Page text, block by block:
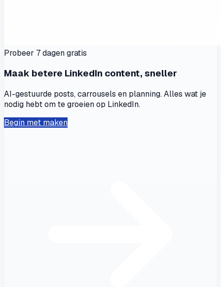
Probeer 7 dagen gratis
Maak betere LinkedIn content, sneller
AI-gestuurde posts, carrousels en planning. Alles wat je
nodig hebt om te groeien op LinkedIn.
Begin met maken